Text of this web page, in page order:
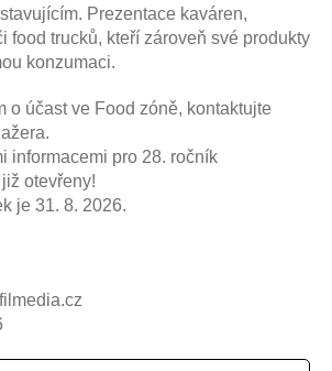
Prezentace kaváren,
food trucků, kteří zároveň své produkty
konzumaci.
o účast ve Food zóně, kontaktujte
informacemi pro 28. ročník
otevřeny!
je 31. 8. 2026.